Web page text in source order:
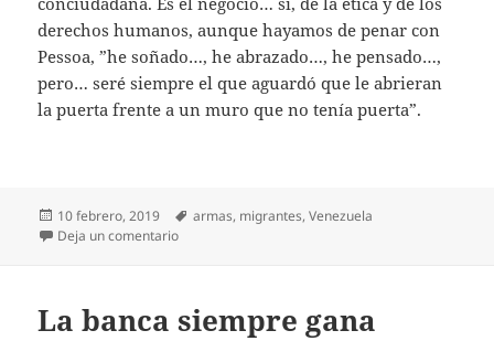
derechos humanos, aunque hayamos de penar con
Pessoa, ”he soñado…, he abrazado…, he pensado…,
pero… seré siempre el que aguardó que le abrieran
la puerta frente a un muro que no tenía puerta”.
Publicado
el
10 febrero, 2019 Etiquetas
armas, migrantes,Venezuela
Deja un comentarioen Malos tiempos para la lírica
La banca siempre gana